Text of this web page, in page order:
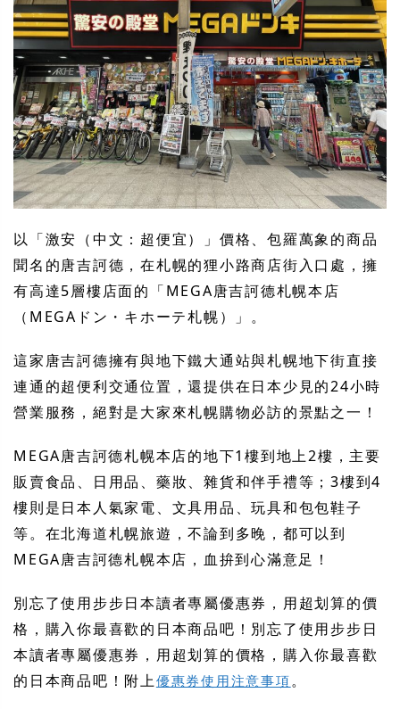
以「激安（中文：超便宜）」價格、包羅萬象的商品
聞名的唐吉訶德，在札幌的狸小路商店街入口處，擁
有高達5層樓店面的「MEGA唐吉訶德札幌本店
（MEGAドン・キホーテ札幌）」。
這家唐吉訶德擁有與地下鐵大通站與札幌地下街直接
連通的超便利交通位置，還提供在日本少見的24小時
營業服務，絕對是大家來札幌購物必訪的景點之一！
MEGA唐吉訶德札幌本店的地下1樓到地上2樓，主要
販賣食品、日用品、藥妝、雜貨和伴手禮等；3樓到4
樓則是日本人氣家電、文具用品、玩具和包包鞋子
等。在北海道札幌旅遊，不論到多晚，都可以到
MEGA唐吉訶德札幌本店，血拚到心滿意足！
別忘了使用步步日本讀者專屬優惠券，用超划算的價
格，購入你最喜歡的日本商品吧！別忘了使用步步日
本讀者專屬優惠券，用超划算的價格，購入你最喜歡
的日本商品吧！附上優惠券使用注意事項。